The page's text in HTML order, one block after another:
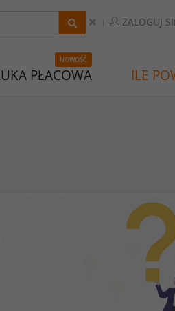
ZALOGUJ
NOWOŚĆ
PŁACOWA ILE